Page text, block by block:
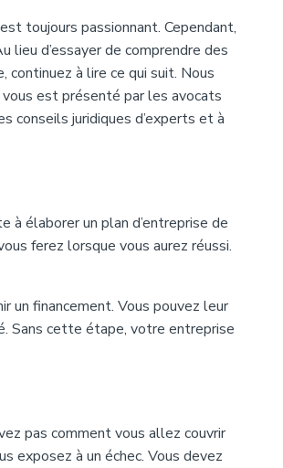
toujours passionnant. Cependant,
lieu d’essayer de comprendre des
continuez à lire ce qui suit. Nous
est présenté par les avocats
conseils juridiques d’experts et à
à élaborer un plan d’entreprise de
ferez lorsque vous aurez réussi.
un financement. Vous pouvez leur
Sans cette étape, votre entreprise
pas comment vous allez couvrir
exposez à un échec. Vous devez